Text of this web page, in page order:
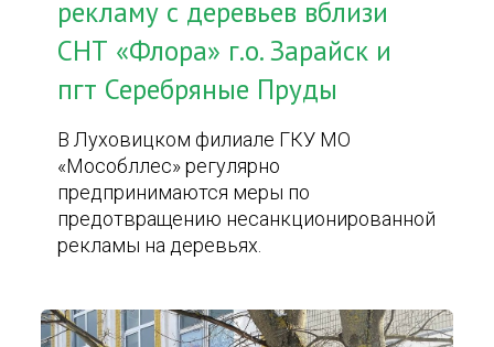
рекламу с деревьев вблизи
СНТ «Флора» г.о. Зарайск и
пгт Серебряные Пруды
В Луховицком филиале ГКУ МО
«Мособллес» регулярно
предпринимаются меры по
предотвращению несанкционированной
рекламы на деревьях.